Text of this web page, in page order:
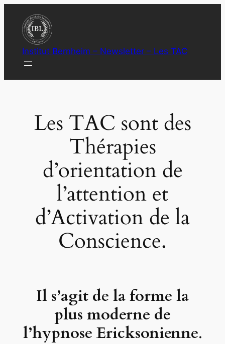
contenu
Institut Bernheim – Newsletter – Les TAC
Les TAC sont des
Thérapies
d’orientation de
l’attention et
d’Activation de la
Conscience.
Il s’agit de la forme la
plus moderne de
l’hypnose Ericksonienne.